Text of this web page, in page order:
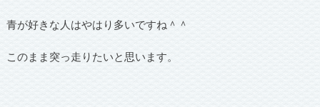
青が好きな人はやはり多いですね＾＾
このまま突っ走りたいと思います。